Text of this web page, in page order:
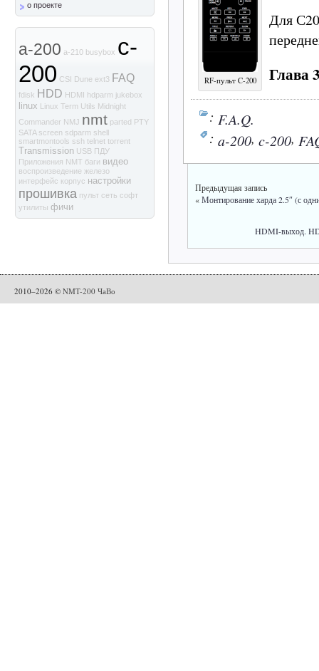
RF-пульт C-200
Для
Глава
: F.A.Q.
: a-200, c-200,
Предыдущая запись
«Монтирование харда 2.5″ (с
HDMI-выход.
о проекте
a-200 a-210 busybox c-
200 CSI Dune ext3 FAQ
fdisk HDD HDMI hdparm jukebox
linux Linux Term Utils Midnight
Commander NMJ nmt parted PTY
SATA screen sdparm shell
smartmontools ssh telnet torrent
Transmission USB ПДУ
Приложения NMT баги видео
воспроизведение железо
интерфейс корпус настройки
прошивка пульт сеть софт
утилиты фичи
2010–2026 © NMT-200 ЧаВо